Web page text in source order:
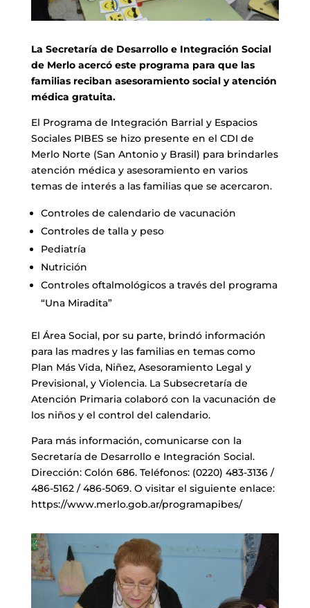
La Secretaría de Desarrollo e Integración Social
de Merlo acercó este programa para que las
familias reciban asesoramiento social y atención
médica gratuita.
El Programa de Integración Barrial y Espacios
Sociales PIBES se hizo presente en el CDI de
Merlo Norte (San Antonio y Brasil) para brindarles
atención médica y asesoramiento en varios
temas de interés a las familias que se acercaron.
Controles de calendario de vacunación
Controles de talla y peso
Pediatría
Nutrición
Controles oftalmológicos a través del programa
“Una Miradita”
El Área Social, por su parte, brindó información
para las madres y las familias en temas como
Plan Más Vida, Niñez, Asesoramiento Legal y
Previsional, y Violencia. La Subsecretaría de
Atención Primaria colaboró con la vacunación de
los niños y el control del calendario.
Para más información, comunicarse con la
Secretaría de Desarrollo e Integración Social.
Dirección: Colón 686. Teléfonos: (0220) 483-3136 /
486-5162 / 486-5069. O visitar el siguiente enlace:
https://www.merlo.gob.ar/programapibes/